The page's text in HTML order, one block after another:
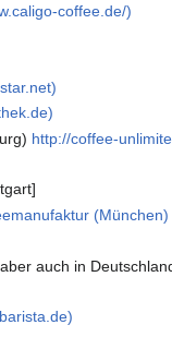
coffee.de/)
http://coffee-
(München)
auch in